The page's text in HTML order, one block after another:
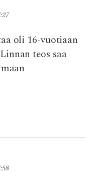
oli 16-vuotiaan
teos saa